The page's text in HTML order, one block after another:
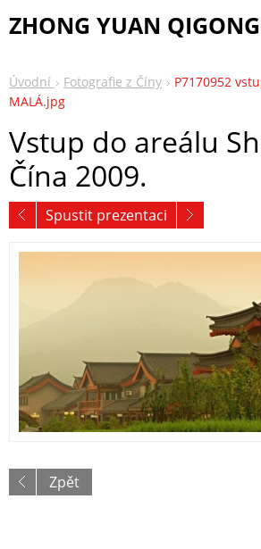
ZHONG YUAN QIGONG
Úvodní Fotografie z Číny
P7170952
MALÁ.jpg
Vstup do areálu
Čína 2009.
Spustit prezentaci
Zpět